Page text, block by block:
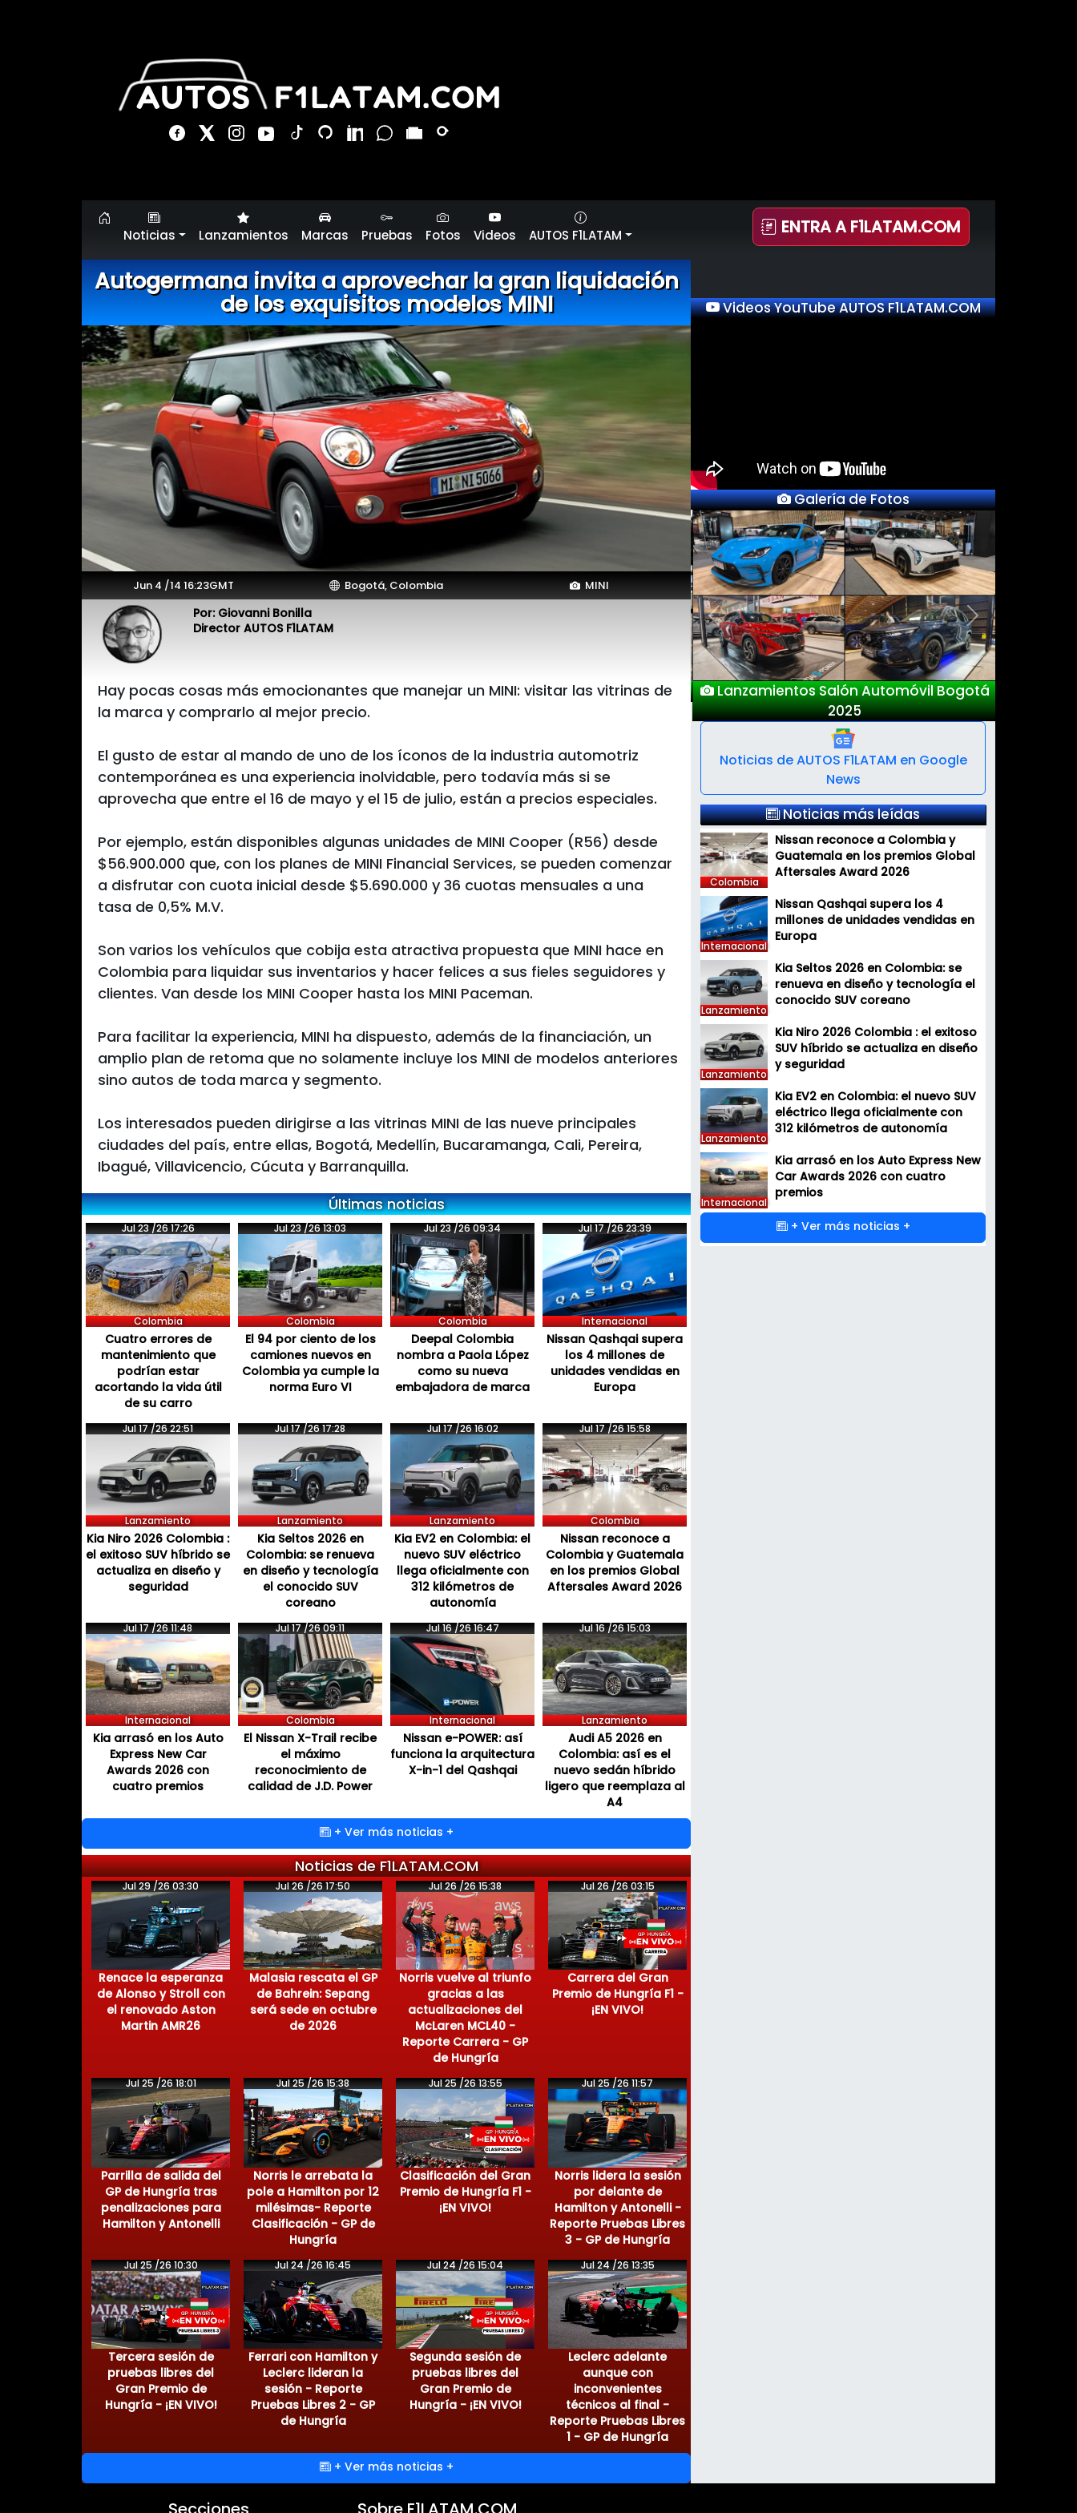
Noticias Lanzamientos Marcas Pruebas Fotos Videos AUTOS F1LATAM ENTRA A F1LATAM.COM
Autogermana invita a aprovechar la gran liquidación
de los exquisitos modelos MINI
Jun 4 /14 16:23GMT Bogotá, Colombia MINI
Por: Giovanni Bonilla
Director AUTOS F1LATAM
Hay pocas cosas más emocionantes que manejar un MINI: visitar las vitrinas de
la marca y comprarlo al mejor precio.
El gusto de estar al mando de uno de los íconos de la industria automotriz
contemporánea es una experiencia inolvidable, pero todavía más si se
aprovecha que entre el 16 de mayo y el 15 de julio, están a precios especiales.
Por ejemplo, están disponibles algunas unidades de MINI Cooper (R56) desde
$56.900.000 que, con los planes de MINI Financial Services, se pueden comenzar
a disfrutar con cuota inicial desde $5.690.000 y 36 cuotas mensuales a una
tasa de 0,5% M.V.
Son varios los vehículos que cobija esta atractiva propuesta que MINI hace en
Colombia para liquidar sus inventarios y hacer felices a sus fieles seguidores y
clientes. Van desde los MINI Cooper hasta los MINI Paceman.
Para facilitar la experiencia, MINI ha dispuesto, además de la financiación, un
amplio plan de retoma que no solamente incluye los MINI de modelos anteriores
sino autos de toda marca y segmento.
Los interesados pueden dirigirse a las vitrinas MINI de las nueve principales
ciudades del país, entre ellas, Bogotá, Medellín, Bucaramanga, Cali, Pereira,
Ibagué, Villavicencio, Cúcuta y Barranquilla.
Últimas noticias
Jul 23 /26 17:26
Colombia
Cuatro errores de
mantenimiento que
podrían estar
acortando la vida útil
de su carro
Jul 23 /26 13:03
Colombia
El 94 por ciento de los
camiones nuevos en
Colombia ya cumple la
norma Euro VI
Jul 23 /26 09:34
Colombia
Deepal Colombia
nombra a Paola López
como su nueva
embajadora de marca
Jul 17 /26 23:39
Internacional
Nissan Qashqai supera
los 4 millones de
unidades vendidas en
Europa
Jul 17 /26 22:51
Lanzamiento
Kia Niro 2026 Colombia :
el exitoso SUV híbrido se
actualiza en diseño y
seguridad
Jul 17 /26 17:28
Lanzamiento
Kia Seltos 2026 en
Colombia: se renueva
en diseño y tecnología
el conocido SUV
coreano
Jul 17 /26 16:02
Lanzamiento
Kia EV2 en Colombia: el
nuevo SUV eléctrico
llega oficialmente con
312 kilómetros de
autonomía
Jul 17 /26 15:58
Colombia
Nissan reconoce a
Colombia y Guatemala
en los premios Global
Aftersales Award 2026
Jul 17 /26 11:48
Internacional
Kia arrasó en los Auto
Express New Car
Awards 2026 con
cuatro premios
Jul 17 /26 09:11
Colombia
El Nissan X-Trail recibe
el máximo
reconocimiento de
calidad de J.D. Power
Jul 16 /26 16:47
Internacional
Nissan e-POWER: así
funciona la arquitectura
X-in-1 del Qashqai
Jul 16 /26 15:03
Lanzamiento
Audi A5 2026 en
Colombia: así es el
nuevo sedán híbrido
ligero que reemplaza al
A4
+ Ver más noticias +
Videos YouTube AUTOS F1LATAM.COM
Galería de Fotos
Lanzamientos Salón Automóvil Bogotá
2025
Previous Next
Noticias de AUTOS F1LATAM en Google
News
Noticias más leídas
Colombia
Nissan reconoce a Colombia y
Guatemala en los premios Global
Aftersales Award 2026
Internacional
Nissan Qashqai supera los 4
millones de unidades vendidas en
Europa
Lanzamiento
Kia Seltos 2026 en Colombia: se
renueva en diseño y tecnología el
conocido SUV coreano
Lanzamiento
Kia Niro 2026 Colombia : el exitoso
SUV híbrido se actualiza en diseño
y seguridad
Lanzamiento
Kia EV2 en Colombia: el nuevo SUV
eléctrico llega oficialmente con
312 kilómetros de autonomía
Internacional
Kia arrasó en los Auto Express New
Car Awards 2026 con cuatro
premios
+ Ver más noticias +
Noticias de F1LATAM.COM
Jul 29 /26 03:30
Renace la esperanza
de Alonso y Stroll con
el renovado Aston
Martin AMR26
Jul 26 /26 17:50
Malasia rescata el GP
de Bahrein: Sepang
será sede en octubre
de 2026
Jul 26 /26 15:38
Norris vuelve al triunfo
gracias a las
actualizaciones del
McLaren MCL40 -
Reporte Carrera - GP
de Hungría
Jul 26 /26 03:15
Carrera del Gran
Premio de Hungría F1 -
¡EN VIVO!
Jul 25 /26 18:01
Parrilla de salida del
GP de Hungría tras
penalizaciones para
Hamilton y Antonelli
Jul 25 /26 15:38
Norris le arrebata la
pole a Hamilton por 12
milésimas- Reporte
Clasificación - GP de
Hungría
Jul 25 /26 13:55
Clasificación del Gran
Premio de Hungría F1 -
¡EN VIVO!
Jul 25 /26 11:57
Norris lidera la sesión
por delante de
Hamilton y Antonelli -
Reporte Pruebas Libres
3 - GP de Hungría
Jul 25 /26 10:30
Tercera sesión de
pruebas libres del
Gran Premio de
Hungría - ¡EN VIVO!
Jul 24 /26 16:45
Ferrari con Hamilton y
Leclerc lideran la
sesión - Reporte
Pruebas Libres 2 - GP
de Hungría
Jul 24 /26 15:04
Segunda sesión de
pruebas libres del
Gran Premio de
Hungría - ¡EN VIVO!
Jul 24 /26 13:35
Leclerc adelante
aunque con
inconvenientes
técnicos al final -
Reporte Pruebas Libres
1 - GP de Hungría
+ Ver más noticias +